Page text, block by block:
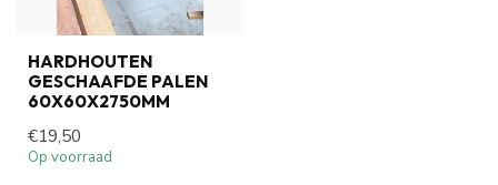
HARDHOUTEN
GESCHAAFDE PALEN
60X60X2750MM
€19,50
Op voorraad